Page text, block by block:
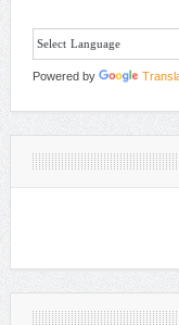
Powered by